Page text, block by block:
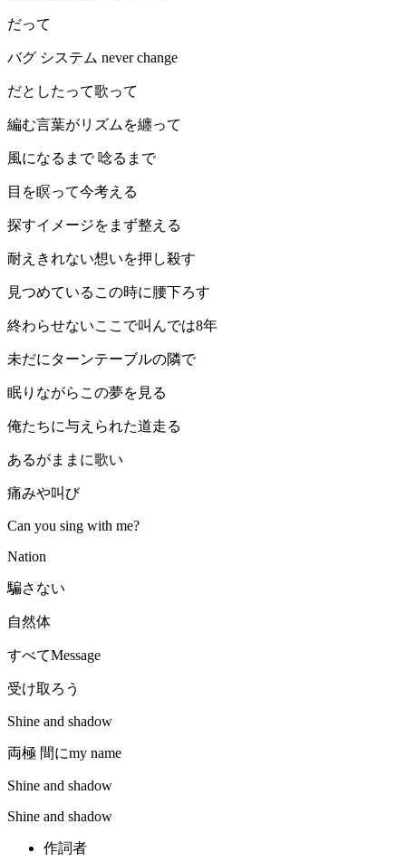
だって
バグ システム never change
だとしたって歌って
編む言葉がリズムを纏って
風になるまで 唸るまで
目を瞑って今考える
探すイメージをまず整える
耐えきれない想いを押し殺す
見つめているこの時に腰下ろす
終わらせないここで叫んでは8年
未だにターンテーブルの隣で
眠りながらこの夢を見る
俺たちに与えられた道走る
あるがままに歌い
痛みや叫び
Can you sing with me?
Nation
騙さない
自然体
すべてMessage
受け取ろう
Shine and shadow
両極 間にmy name
Shine and shadow
Shine and shadow
作詞者